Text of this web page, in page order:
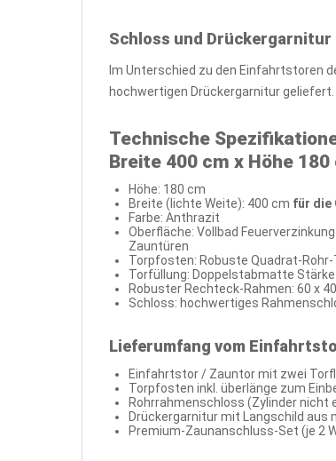
Schloss und Drückergarnitur
Im Unterschied zu den Einfahrtstoren
hochwertigen Drückergarnitur
Technische
Breite 400 cm x Höhe 180
Höhe: 180 cm
Breite (lichte Weite): 400 cm für die
Farbe: Anthrazit
Oberfläche: Vollbad
Zauntüren
Torpfosten: Robuste Quadrat-
Torfüllung: Doppelstabmatte
Robuster Rechteck-Rahmen: 60 x
Schloss: hochwertiges
Lieferumfang vom
Einfahrtstor / Zauntor mit zwei
Torpfosten inkl. überlänge zum
Rohrrahmenschloss (Zylinder nicht
Drückergarnitur mit Langschild aus
Premium-Zaunanschluss-Set (je 2